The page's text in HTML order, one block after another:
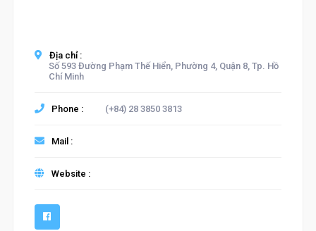
Địa chỉ :
Số 593 Đường Phạm Thế Hiển, Phường 4, Quận 8, Tp. Hồ
Chí Minh
Phone : (+84) 28 3850 3813
Mail :
Website :